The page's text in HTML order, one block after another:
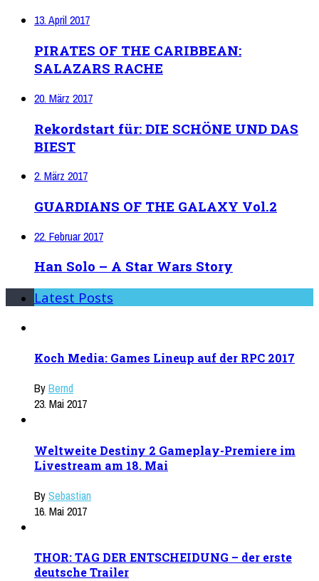
13. April 2017
PIRATES OF THE CARIBBEAN:
SALAZARS RACHE
20. März 2017
Rekordstart für: DIE SCHÖNE UND DAS
BIEST
2. März 2017
GUARDIANS OF THE GALAXY Vol.2
22. Februar 2017
Han Solo – A Star Wars Story
Latest Posts
Koch Media: Games Lineup auf der RPC 2017
ByBernd
23. Mai 2017
Weltweite Destiny 2 Gameplay-Premiere im
Livestream am 18. Mai
BySebastian
16. Mai 2017
THOR: TAG DER ENTSCHEIDUNG – der erste
deutsche Trailer